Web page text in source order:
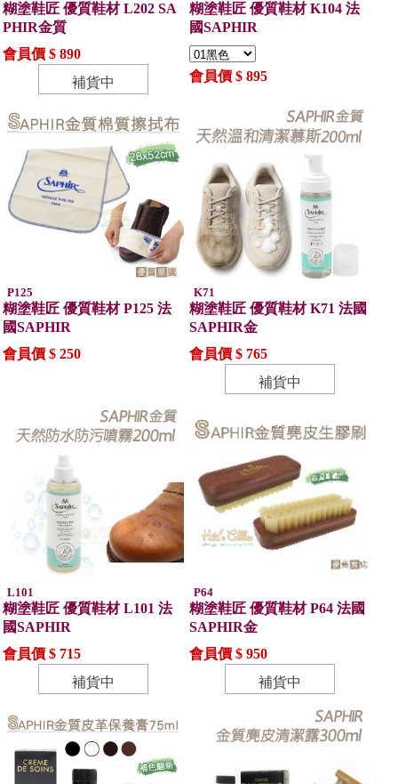
糊塗鞋匠 優質鞋材 L202 SA
PHIR金質
會員價 $ 890
補貨中
糊塗鞋匠 優質鞋材 K104 法
國SAPHIR
會員價 $ 895
P125
糊塗鞋匠 優質鞋材 P125 法
國SAPHIR
會員價 $ 250
K71
糊塗鞋匠 優質鞋材 K71 法國
SAPHIR金
會員價 $ 765
補貨中
L101
糊塗鞋匠 優質鞋材 L101 法
國SAPHIR
會員價 $ 715
補貨中
P64
糊塗鞋匠 優質鞋材 P64 法國
SAPHIR金
會員價 $ 950
補貨中